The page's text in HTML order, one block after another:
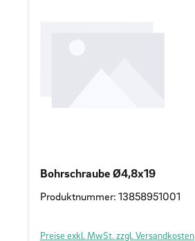
Bohrschraube Ø4,8x19
Produktnummer: 13858951001
Preise exkl. MwSt. zzgl. Versandkosten